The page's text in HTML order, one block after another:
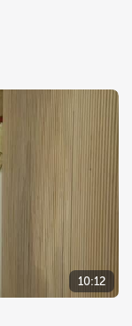
10:12